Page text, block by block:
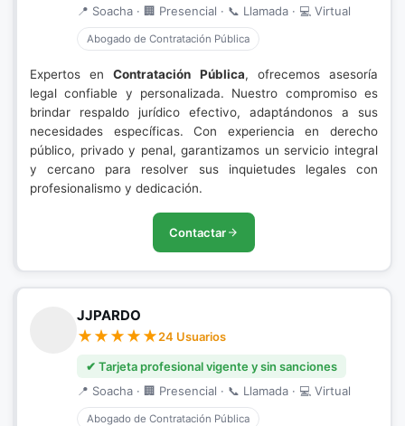
📍 Soacha · 🏢 Presencial · 📞 Llamada · 💻 Virtual
Abogado de Contratación Pública
Expertos enContratación Pública, ofrecemos asesoría
legal confiable y personalizada. Nuestro compromiso es
brindar respaldo jurídico efectivo, adaptándonos a sus
necesidades específicas. Con experiencia en derecho
público, privado y penal, garantizamos un servicio integral
y cercano para resolver sus inquietudes legales con
profesionalismo y dedicación.
Contactar
JJPARDO
24 Usuarios
✔ Tarjeta profesional vigente y sin sanciones
📍 Soacha · 🏢 Presencial · 📞 Llamada · 💻 Virtual
Abogado de Contratación Pública